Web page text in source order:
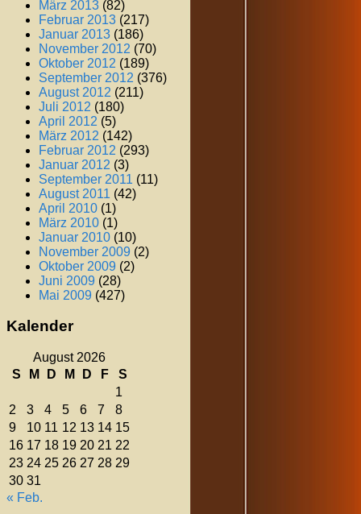
März 2013 (82)
Februar 2013 (217)
Januar 2013 (186)
November 2012 (70)
Oktober 2012 (189)
September 2012 (376)
August 2012 (211)
Juli 2012 (180)
April 2012 (5)
März 2012 (142)
Februar 2012 (293)
Januar 2012 (3)
September 2011 (11)
August 2011 (42)
April 2010 (1)
März 2010 (1)
Januar 2010 (10)
November 2009 (2)
Oktober 2009 (2)
Juni 2009 (28)
Mai 2009 (427)
Kalender
August 2026
S
M D M D F
S
1
2
3 4 5 6 7
8
9
10 11 12 13 14 15
16 17 18 19 20 21 22
23 24 25 26 27 28 29
30 31
« Feb.